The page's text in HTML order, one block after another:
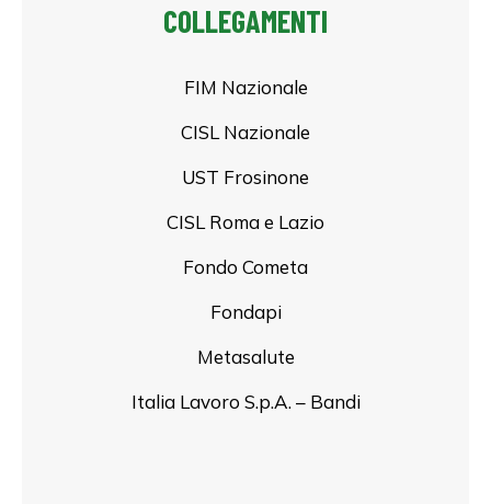
COLLEGAMENTI
FIM Nazionale
CISL Nazionale
UST Frosinone
CISL Roma e Lazio
Fondo Cometa
Fondapi
Metasalute
Italia Lavoro S.p.A. – Bandi